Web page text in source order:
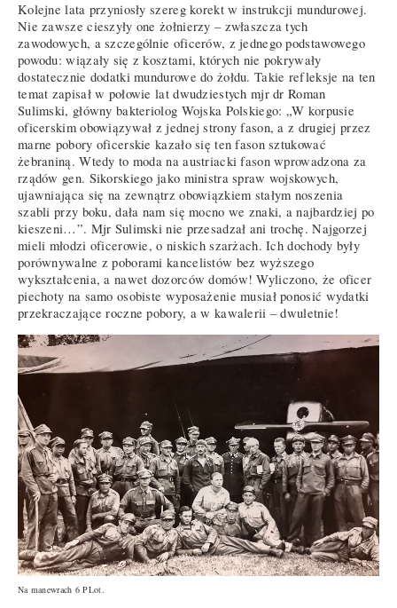
Kolejne lata przyniosły szereg korekt w instrukcji mundurowej.
Nie zawsze cieszyły one żołnierzy – zwłaszcza tych
zawodowych, a szczególnie oficerów, z jednego podstawowego
powodu: wiązały się z kosztami, których nie pokrywały
dostatecznie dodatki mundurowe do żołdu. Takie refleksje na ten
temat zapisał w połowie lat dwudziestych mjr dr Roman
Sulimski, główny bakteriolog Wojska Polskiego: „W korpusie
oficerskim obowiązywał z jednej strony fason, a z drugiej przez
marne pobory oficerskie kazało się ten fason sztukować
żebraniną. Wtedy to moda na austriacki fason wprowadzona za
rządów gen. Sikorskiego jako ministra spraw wojskowych,
ujawniająca się na zewnątrz obowiązkiem stałym noszenia
szabli przy boku, dała nam się mocno we znaki, a najbardziej po
kieszeni…”. Mjr Sulimski nie przesadzał ani trochę. Najgorzej
mieli młodzi oficerowie, o niskich szarżach. Ich dochody były
porównywalne z poborami kancelistów bez wyższego
wykształcenia, a nawet dozorców domów! Wyliczono, że oficer
piechoty na samo osobiste wyposażenie musiał ponosić wydatki
przekraczające roczne pobory, a w kawalerii – dwuletnie!
Na manewrach 6 PLot.